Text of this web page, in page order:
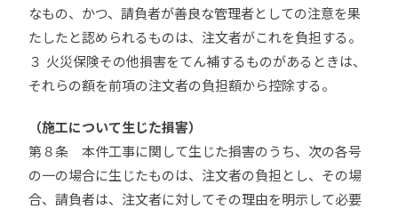
なもの、かつ、請負者が善良な管理者としての注意を果
たしたと認められるものは、注文者がこれを負担する。
３ 火災保険その他損害をてん補するものがあるときは、
それらの額を前項の注文者の負担額から控除する。
（施工について生じた損害）
第８条 本件工事に関して生じた損害のうち、次の各号
の一の場合に生じたものは、注文者の負担とし、その場
合、請負者は、注文者に対してその理由を明示して必要